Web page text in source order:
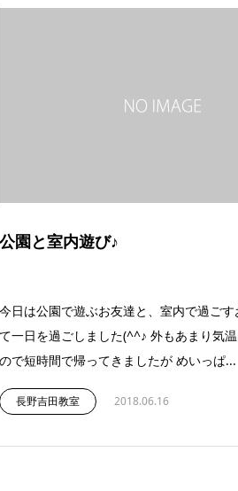
公園と室内遊び♪
今日は公園で遊ぶお友達と、室内で過ご
て一日を過ごしました(^^♪ 外もあまり気
ので短時間で帰ってきましたが めいっぱ...
長野吉田教室 2018.06.16